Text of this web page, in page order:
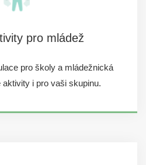
pro mládež
pro školy a mládežnická
i pro vaši skupinu.